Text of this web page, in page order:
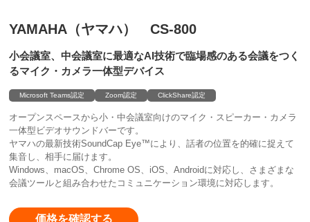
YAMAHA（ヤマハ） CS-800
小会議室、中会議室に最適なAI技術で臨場感のある会議をつく
るマイク・カメラ一体型デバイス
Microsoft Teams認定 Zoom認定 ClickShare認定
オープンスペースから小・中会議室向けのマイク・スピーカー・カメラ
一体型ビデオサウンドバーです。
ヤマハの最新技術SoundCap Eye™により、話者の位置を的確に捉えて
集音し、相手に届けます。
Windows、macOS、Chrome OS、iOS、Androidに対応し、さまざまな
会議ツールと組み合わせたコミュニケーション環境に対応します。
価格を確認する